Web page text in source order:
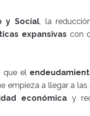
y Social, la
expansivas con
que el
empieza a llegar a las
económica y